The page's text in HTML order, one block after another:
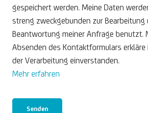
gespeichert werden. Meine Daten
streng zweckgebunden zur Bearbeitung
Beantwortung meiner Anfrage benutzt.
Absenden des Kontaktformulars erkläre
der Verarbeitung einverstanden.
Mehr erfahren